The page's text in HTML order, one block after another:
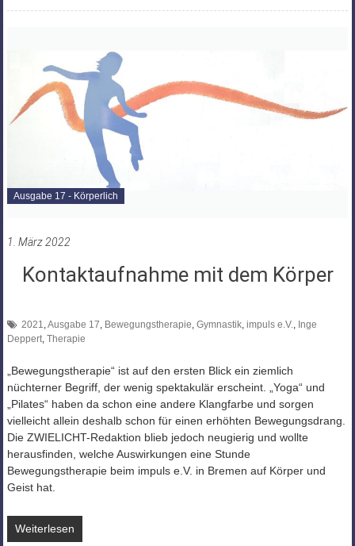
Ausgabe 17 - Körperlich
1. März 2022
Kontaktaufnahme mit dem Körper
2021 Ausgabe 17 Bewegungstherapie Gymnastik, impuls e.V.
Inge
Deppert, Therapie
„Bewegungstherapie“ ist auf den ersten Blick ein ziemlich
nüchterner Begriff, der wenig spektakulär erscheint. „Yoga“ und
„Pilates“ haben da schon eine andere Klangfarbe und sorgen
vielleicht allein deshalb schon für einen erhöhten Bewegungsdrang.
Die ZWIELICHT-Redaktion blieb jedoch neugierig und wollte
herausfinden, welche Auswirkungen eine Stunde
Bewegungstherapie beim impuls e.V. in Bremen auf Körper und
Geist hat.
Weiterlesen